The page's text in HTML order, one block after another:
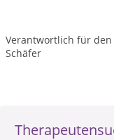
Verantwortlich für
Schäfer